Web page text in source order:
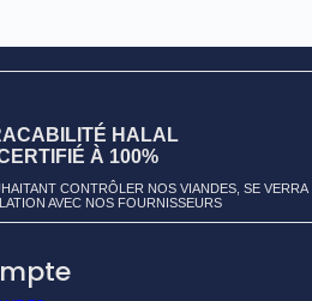
HALAL
À 100%
CONTRÔLER NOS VIANDES, SE VERRA
AVEC NOS FOURNISSEURS